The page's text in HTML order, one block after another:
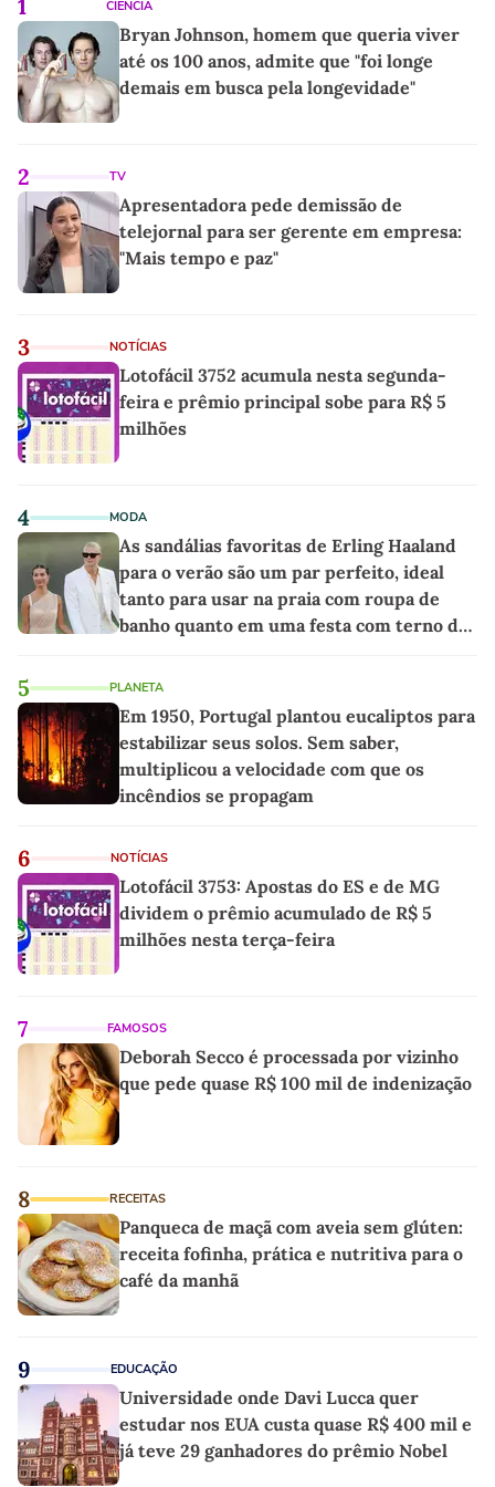
1 CIÊNCIA
Bryan Johnson, homem que queria viver
até os 100 anos, admite que "foi longe
demais em busca pela longevidade"
2 TV
Apresentadora pede demissão de
telejornal para ser gerente em empresa:
"Mais tempo e paz"
3 NOTÍCIAS
Lotofácil 3752 acumula nesta segunda-
feira e prêmio principal sobe para R$ 5
milhões
4 MODA
As sandálias favoritas de Erling Haaland
para o verão são um par perfeito, ideal
tanto para usar na praia com roupa de
banho quanto em uma festa com terno de
5 PLANETA
Em 1950, Portugal plantou eucaliptos para
estabilizar seus solos. Sem saber,
multiplicou a velocidade com que os
incêndios se propagam
6 NOTÍCIAS
Lotofácil 3753: Apostas do ES e de MG
dividem o prêmio acumulado de R$ 5
milhões nesta terça-feira
7 FAMOSOS
Deborah Secco é processada por vizinho
que pede quase R$ 100 mil de indenização
8 RECEITAS
Panqueca de maçã com aveia sem glúten:
receita fofinha, prática e nutritiva para o
café da manhã
9 EDUCAÇÃO
Universidade onde Davi Lucca quer
estudar nos EUA custa quase R$ 400 mil e
já teve 29 ganhadores do prêmio Nobel